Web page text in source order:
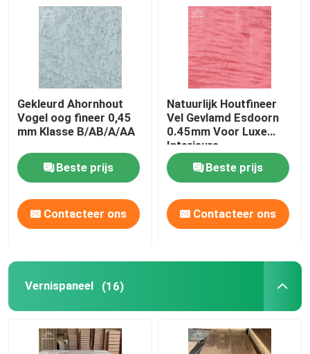
Gekleurd Ahornhout
Vogel oog fineer 0,45
mm Klasse B/AB/A/AA
Beste prijs
Contacteer ons
Natuurlijk Houtfineer
Vel Gevlamd Esdoorn
0.45mm Voor Luxe
Interieurs
Beste prijs
Contacteer ons
Vernispaneel (16)